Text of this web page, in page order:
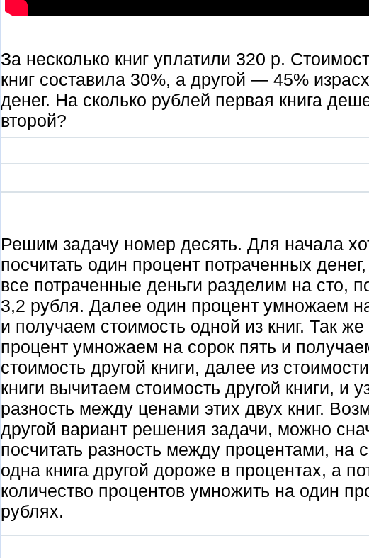
За несколько книг уплатили 320 р.
книг составила 30%, а другой — 45%
денег. На сколько рублей первая книга
второй?
Решим задачу номер десять. Для начала
посчитать один процент потраченных
все потраченные деньги разделим на сто,
3,2 рубля. Далее один процент умножаем
и получаем стоимость одной из книг. Так же
процент умножаем на сорок пять и
стоимость другой книги, далее из
книги вычитаем стоимость другой книги, и
разность между ценами этих двух книг.
другой вариант решения задачи, можно
посчитать разность между процентами, на
одна книга другой дороже в процентах, а
количество процентов умножить на один
рублях.